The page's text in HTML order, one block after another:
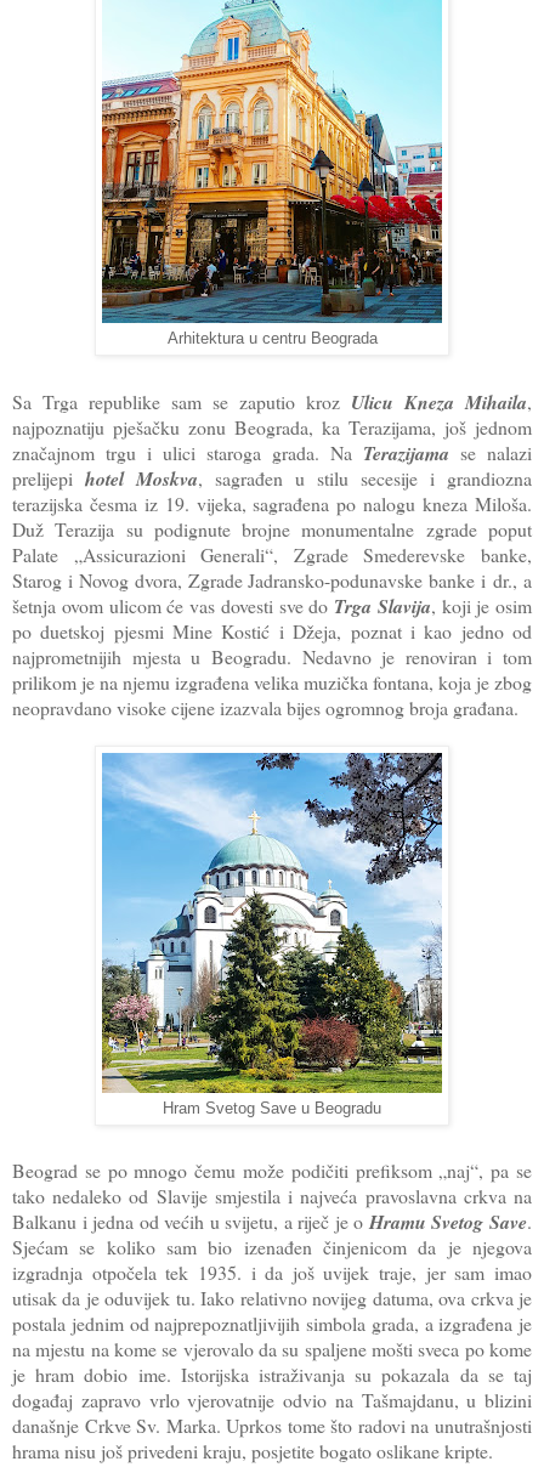
Arhitektura u centru Beograda
Sa Trga republike sam se zaputio kroz Ulicu Kneza Mihaila,
najpoznatiju pješačku zonu Beograda, ka Terazijama, još jednom
značajnom trgu i ulici staroga grada. Na Terazijama se nalazi
prelijepi hotel Moskva, sagrađen u stilu secesije i grandiozna
terazijska česma iz 19. vijeka, sagrađena po nalogu kneza Miloša.
Duž Terazija su podignute brojne monumentalne zgrade poput
Palate „Assicurazioni Generali“, Zgrade Smederevske banke,
Starog i Novog dvora, Zgrade Jadransko-podunavske banke i dr., a
šetnja ovom ulicom će vas dovesti sve do Trga Slavija, koji je osim
po duetskoj pjesmi Mine Kostić i Džeja, poznat i kao jedno od
najprometnijih mjesta u Beogradu. Nedavno je renoviran i tom
prilikom je na njemu izgrađena velika muzička fontana, koja je zbog
neopravdano visoke cijene izazvala bijes ogromnog broja građana.
Hram Svetog Save u Beogradu
Beograd se po mnogo čemu može podičiti prefiksom „naj“, pa se
tako nedaleko od Slavije smjestila i najveća pravoslavna crkva na
Balkanu i jedna od većih u svijetu, a riječ je oHramu Svetog Save.
Sjećam se koliko sam bio izenađen činjenicom da je njegova
izgradnja otpočela tek 1935. i da još uvijek traje, jer sam imao
utisak da je oduvijek tu. Iako relativno novijeg datuma, ova crkva je
postala jednim od najprepoznatljivijih simbola grada, a izgrađena je
na mjestu na kome se vjerovalo da su spaljene mošti sveca po kome
je hram dobio ime. Istorijska istraživanja su pokazala da se taj
događaj zapravo vrlo vjerovatnije odvio na Tašmajdanu, u blizini
današnje Crkve Sv. Marka. Uprkos tome što radovi na unutrašnjosti
hrama nisu još privedeni kraju, posjetite bogato oslikane kripte.